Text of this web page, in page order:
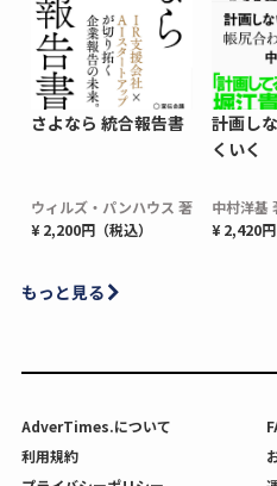
さよなら 統合報告書
ウィルズ・パンハウス 著
¥ 2,200円（税込）
計画し
くいく
中村洋基
¥ 2,420円
もっと見る
AdverTimes.について
利用規約